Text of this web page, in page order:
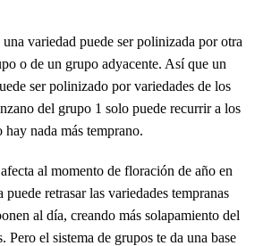
variedad puede ser polinizada por otra
o de un grupo adyacente. Así que un
ser polinizado por variedades de los
del grupo 1 solo puede recurrir a los
nada más temprano.
al momento de floración de año en
retrasar las variedades tempranas
al día, creando más solapamiento del
Pero el sistema de grupos te da una base